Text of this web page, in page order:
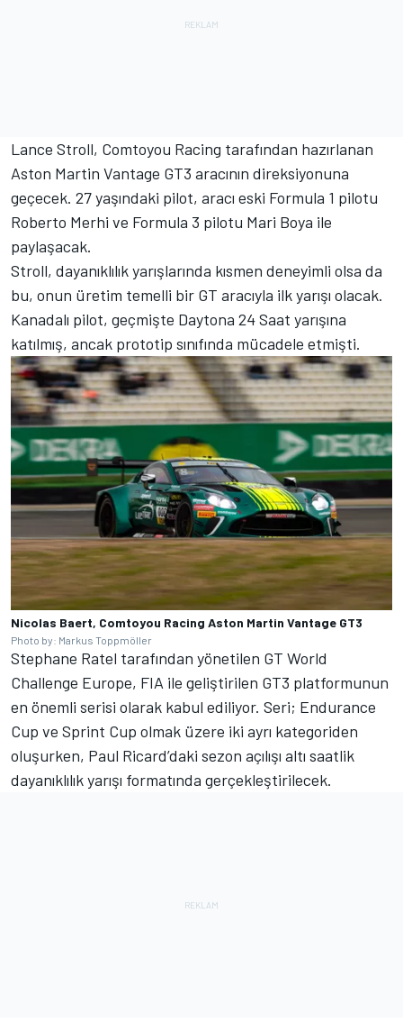
Lance Stroll, Comtoyou Racing tarafından hazırlanan
Aston Martin Vantage GT3 aracının direksiyonuna
geçecek. 27 yaşındaki pilot, aracı eski Formula 1 pilotu
Roberto Merhi ve Formula 3 pilotu Mari Boya ile
paylaşacak.
Stroll, dayanıklılık yarışlarında kısmen deneyimli olsa da
bu, onun üretim temelli bir GT aracıyla ilk yarışı olacak.
Kanadalı pilot, geçmişte Daytona 24 Saat yarışına
katılmış, ancak prototip sınıfında mücadele etmişti.
Nicolas Baert, Comtoyou Racing Aston Martin Vantage GT3
Photo by: Markus Toppmöller
Stephane Ratel tarafından yönetilen GT World
Challenge Europe, FIA ile geliştirilen GT3 platformunun
en önemli serisi olarak kabul ediliyor. Seri; Endurance
Cup ve Sprint Cup olmak üzere iki ayrı kategoriden
oluşurken, Paul Ricard’daki sezon açılışı altı saatlik
dayanıklılık yarışı formatında gerçekleştirilecek.